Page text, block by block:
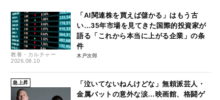
教養・カルチャー
2026.08.10
「AI関連株を買えば儲かる」はもう古
い…35年市場を見てきた国際的投資家が
語る「これから本当に上がる企業」の条
件
木戸次郎
急上昇
「泣いてないねんけどな」無頼派芸人・
金属バットの意外な涙…映画館、格闘ゲ